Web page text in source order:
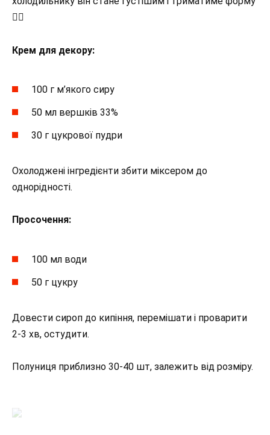
👌🏻
Крем для декору:
100 г м’якого сиру
50 мл вершків 33%
30 г цукрової пудри
Охолоджені інгредієнти збити міксером до
однорідності.
Просочення:
100 мл води
50 г цукру
Довести сироп до кипіння, перемішати і проварити
2-3 хв, остудити.
Полуниця приблизно 30-40 шт, залежить від розміру.